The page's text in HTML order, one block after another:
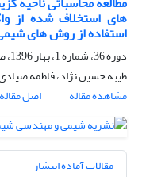
های استخلاف شده از
استفاده از روش های
دوره 36، شماره 1، بهار 1396، صفحه
طیبه حسین نژاد، فاطمه
مشاهده مقاله
اصل مقاله
مقالات آماده انتشار